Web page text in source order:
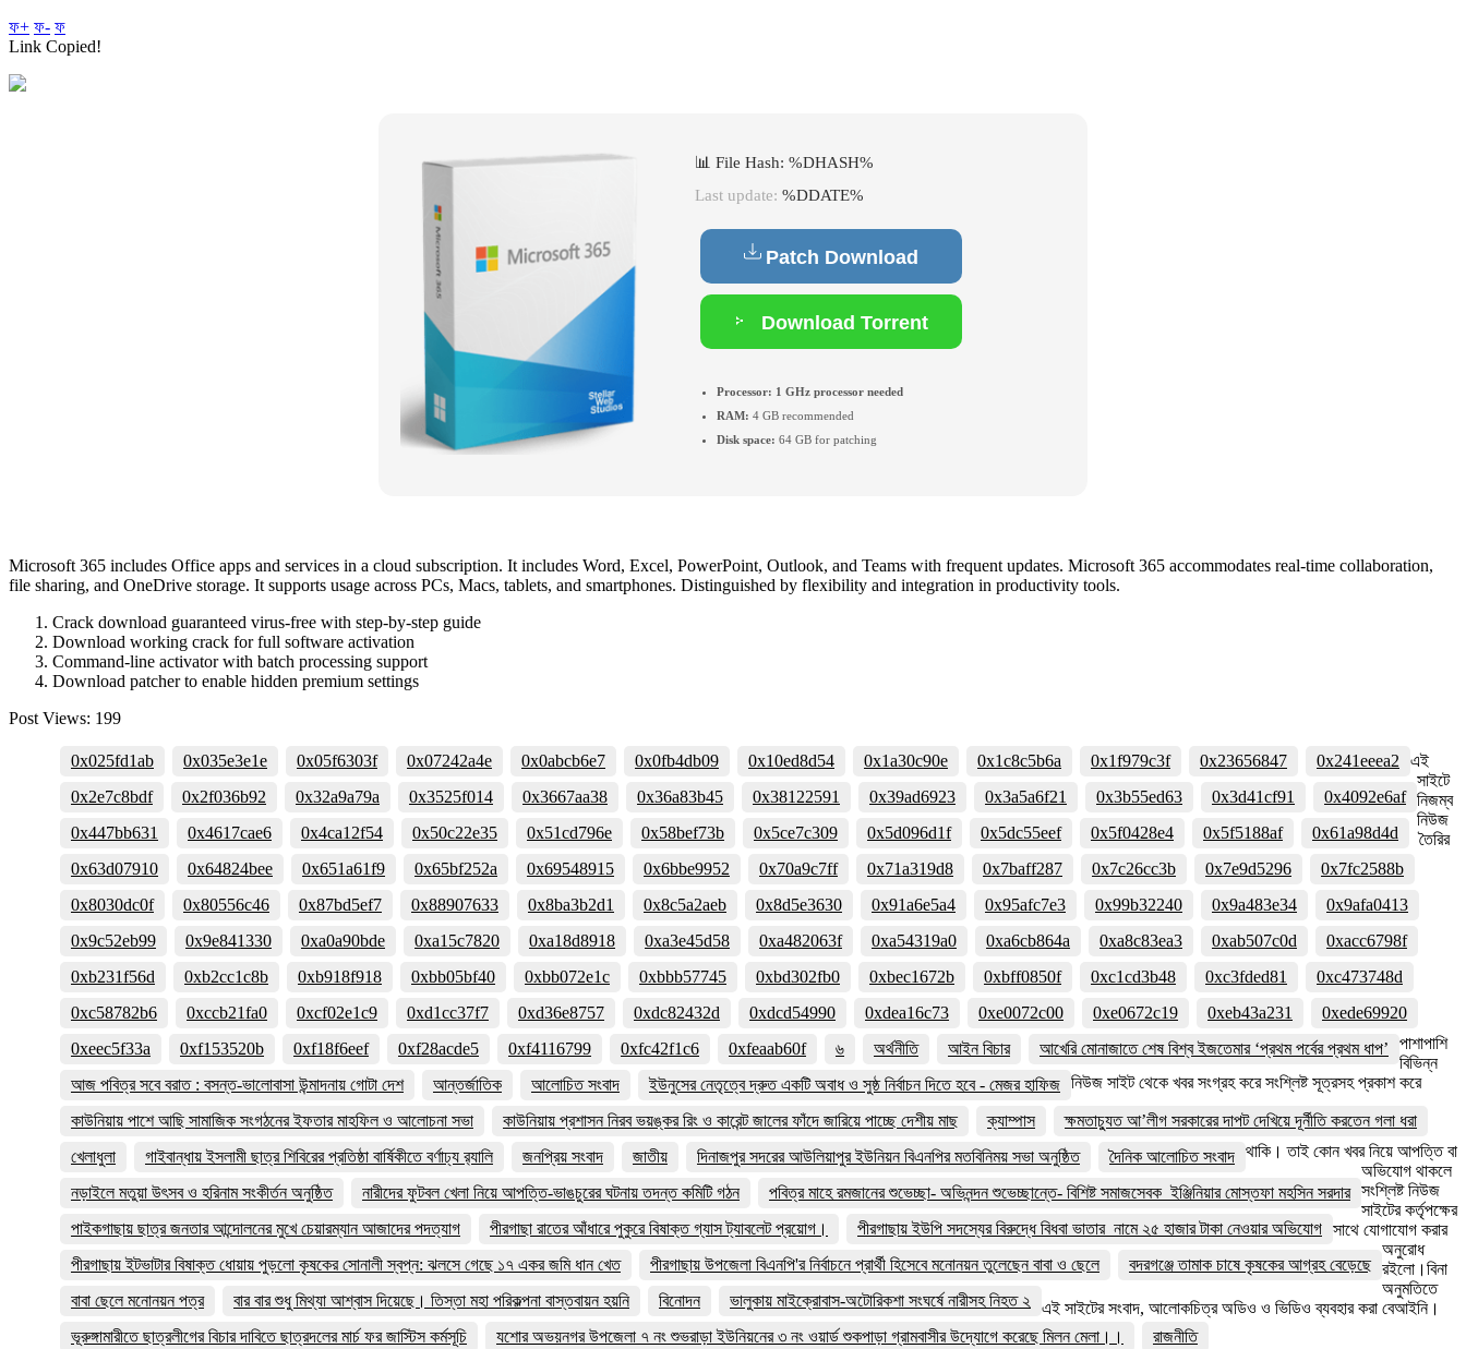
ফ+ ফ- ফ
Link Copied!
📊 File Hash: %DHASH%
Last update: %DDATE%
Patch Download
Download Torrent
Processor: 1 GHz processor needed
RAM: 4 GB recommended
Disk space: 64 GB for patching
Microsoft 365 includes Office apps and services in a cloud subscription. It includes Word, Excel, PowerPoint, Outlook, and Teams with frequent updates. Microsoft 365 accommodates real-time collaboration,
file sharing, and OneDrive storage. It supports usage across PCs, Macs, tablets, and smartphones. Distinguished by flexibility and integration in productivity tools.
Crack download guaranteed virus-free with step-by-step guide
Download working crack for full software activation
Command-line activator with batch processing support
Download patcher to enable hidden premium settings
Post Views: 199
0x025fd1ab 0x035e3e1e 0x05f6303f 0x07242a4e 0x0abcb6e7 0x0fb4db09 0x10ed8d54 0x1a30c90e 0x1c8c5b6a 0x1f979c3f 0x23656847
0x241eeea2
0x2e7c8bdf
0x2f036b92 0x32a9a79a 0x3525f014 0x3667aa38 0x36a83b45 0x38122591 0x39ad6923 0x3a5a6f21 0x3b55ed63 0x3d41cf91
0x4092e6af
0x447bb631
0x4617cae6 0x4ca12f54 0x50c22e35 0x51cd796e 0x58bef73b 0x5ce7c309 0x5d096d1f 0x5dc55eef 0x5f0428e4 0x5f5188af
0x61a98d4d
0x63d07910
0x64824bee 0x651a61f9 0x65bf252a 0x69548915 0x6bbe9952 0x70a9c7ff 0x71a319d8 0x7baff287 0x7c26cc3b 0x7e9d5296
0x7fc2588b
0x8030dc0f
0x80556c46 0x87bd5ef7 0x88907633 0x8ba3b2d1 0x8c5a2aeb 0x8d5e3630 0x91a6e5a4 0x95afc7e3 0x99b32240 0x9a483e34
0x9afa0413
0x9c52eb99
0x9e841330 0xa0a90bde 0xa15c7820 0xa18d8918 0xa3e45d58 0xa482063f 0xa54319a0 0xa6cb864a 0xa8c83ea3 0xab507c0d
0xacc6798f
0xb231f56d
0xb2cc1c8b 0xb918f918 0xbb05bf40 0xbb072e1c 0xbbb57745 0xbd302fb0 0xbec1672b 0xbff0850f 0xc1cd3b48 0xc3fded81
0xc473748d
0xc58782b6
0xccb21fa0 0xcf02e1c9 0xd1cc37f7 0xd36e8757 0xdc82432d 0xdcd54990 0xdea16c73 0xe0072c00 0xe0672c19 0xeb43a231
0xede69920
0xeec5f33a
0xf153520b 0xf18f6eef 0xf28acde5 0xf4116799 0xfc42f1c6 0xfeaab60f ৬ অর্থনীতি আইন বিচার
আখেরি মোনাজাতে শেষ বিশ্ব ইজতেমার ‘প্রথম পর্বের প্রথম ধাপ’
আজ পবিত্র সবে বরাত : বসন্ত-ভালোবাসা উন্মাদনায় গোটা দেশ
আন্তর্জাতিক আলোচিত সংবাদ
ইউনুসের নেতৃত্বে দ্রুত একটি অবাধ ও সুষ্ঠ নির্বাচন দিতে হবে - মেজর হাফিজ
কাউনিয়ায় পাশে আছি সামাজিক সংগঠনের ইফতার মাহফিল ও আলোচনা সভা
কাউনিয়ায় প্রশাসন নিরব ভয়ঙ্কর রিং ও কারেন্ট জালের ফাঁদে জারিয়ে পাচ্ছে দেশীয় মাছ ক্যাম্পাস
ক্ষমতাচ্যুত আ’লীগ সরকারের দাপট দেখিয়ে দূর্নীতি করতেন গলা ধরা
খেলাধুলা
গাইবান্ধায় ইসলামী ছাত্র শিবিরের প্রতিষ্ঠা বার্ষিকীতে বর্ণাঢ্য র‌্যালি জনপ্রিয় সংবাদ জাতীয় দিনাজপুর সদরের আউলিয়াপুর ইউনিয়ন বিএনপির মতবিনিময় সভা অনুষ্ঠিত
দৈনিক আলোচিত সংবাদ
নড়াইলে মতুয়া উৎসব ও হরিনাম সংকীর্তন অনুষ্ঠিত
নারীদের ফুটবল খেলা নিয়ে আপত্তি-ভাঙচুরের ঘটনায় তদন্ত কমিটি গঠন
পবিত্র মাহে রমজানের শুভেচ্ছা- অভিনন্দন শুভেচ্ছান্তে- বিশিষ্ট সমাজসেবক ইঞ্জিনিয়ার মোস্তফা মহসিন সরদার
পাইকগাছায় ছাত্র জনতার আন্দোলনের মুখে চেয়ারম্যান আজাদের পদত্যাগ
পীরগাছা রাতের আঁধারে পুকুরে বিষাক্ত গ্যাস ট্যাবলেট প্রয়োগ।
পীরগাছায় ইউপি সদস্যের বিরুদ্ধে বিধবা ভাতার নামে ২৫ হাজার টাকা নেওয়ার অভিযোগ
পীরগাছায় ইটভাটার বিষাক্ত ধোয়ায় পুড়লো কৃষকের সোনালী স্বপ্ন: ঝলসে গেছে ১৭ একর জমি ধান খেত
পীরগাছায় উপজেলা বিএনপি'র নির্বাচনে প্রার্থী হিসেবে মনোনয়ন তুলেছেন বাবা ও ছেলে
বদরগঞ্জে তামাক চাষে কৃষকের আগ্রহ বেড়েছে
বাবা ছেলে মনোনয়ন পত্র
বার বার শুধু মিথ্যা আশ্বাস দিয়েছে। তিস্তা মহা পরিকল্পনা বাস্তবায়ন হয়নি বিনোদন
ভালুকায় মাইক্রোবাস-অটোরিকশা সংঘর্ষে নারীসহ নিহত ২
ভূরুঙ্গামারীতে ছাত্রলীগের বিচার দাবিতে ছাত্রদলের মার্চ ফর জাস্টিস কর্মসূচি
যশোর অভয়নগর উপজেলা ৭ নং শুভরাড়া ইউনিয়নের ৩ নং ওয়ার্ড শুকপাড়া গ্রামবাসীর উদ্যোগে করেছে মিলন মেলা।। রাজনীতি
এই
সাইটে
নিজম্ব
নিউজ
তৈরির
পাশাপাশি
বিভিন্ন
নিউজ সাইট থেকে খবর সংগ্রহ করে সংশ্লিষ্ট সূত্রসহ প্রকাশ করে
থাকি। তাই কোন খবর নিয়ে আপত্তি বা
অভিযোগ থাকলে
সংশ্লিষ্ট নিউজ
সাইটের কর্তৃপক্ষের
সাথে যোগাযোগ করার
অনুরোধ
রইলো।বিনা
অনুমতিতে
এই সাইটের সংবাদ, আলোকচিত্র অডিও ও ভিডিও ব্যবহার করা বেআইনি।